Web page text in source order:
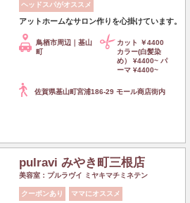
ヘッドスパがオススメ
アットホームなサロン作りを心掛けています。
鳥栖市周辺｜基山
町
カット ￥4400
カラー(白髪染
め） ¥4400~ パ
ーマ ¥4400~
佐賀県基山町宮浦186-29 モール商店街内
pulravi みやき町三根店
美容室：プルラヴイ ミヤキマチミネテン
クーポンあり ママにオススメ